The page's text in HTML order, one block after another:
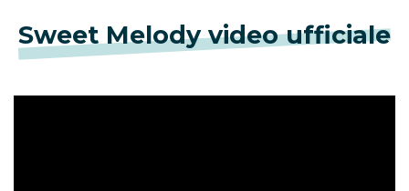
Sweet Melody video ufficiale